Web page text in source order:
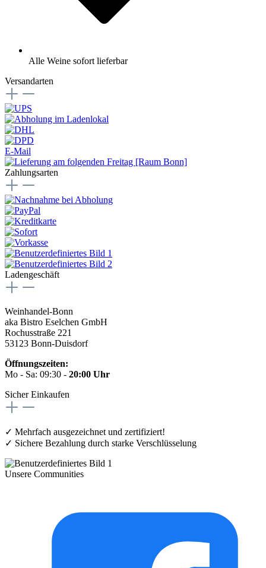
Alle Weine sofort lieferbar
Versandarten
E-Mail
Zahlungsarten
Ladengeschäft
Weinhandel-Bonn
aka Bistro Eselchen GmbH
Rochusstraße 221
53123 Bonn-Duisdorf
Öffnungszeiten:
Mo - Sa: 09:30 - 20:00 Uhr
Sicher Einkaufen
✓ Mehrfach ausgezeichnet und zertifiziert!
✓ Sichere Bezahlung durch starke Verschlüsselung
Unsere Communities